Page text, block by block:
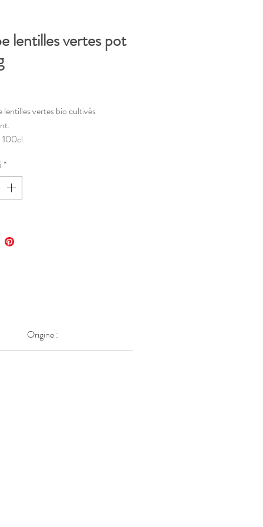
lentilles vertes pot
lentilles vertes bio cultivés
100cl.
tenir au frais et consommer
Date limite de consommation sur
*
Origine :